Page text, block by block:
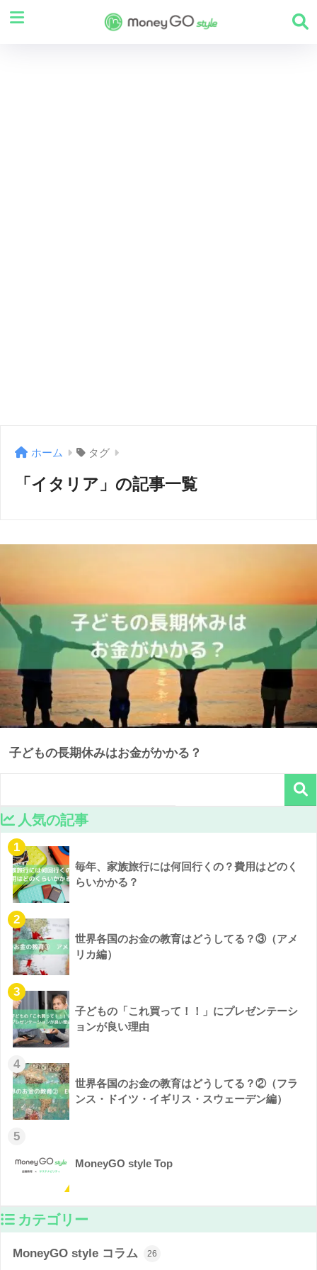
ホーム タグ
「イタリア」の記事一覧
子どもの長期休みはお金がかかる？
人気の記事
1
毎年、家族旅行には何回行くの？費用はどのく
らいかかる？
2
世界各国のお金の教育はどうしてる？③（アメ
リカ編）
3
子どもの「これ買って！！」にプレゼンテーシ
ョンが良い理由
4
世界各国のお金の教育はどうしてる？②（フラ
ンス・ドイツ・イギリス・スウェーデン編）
5
MoneyGO style Top
カテゴリー
MoneyGO style コラム 26